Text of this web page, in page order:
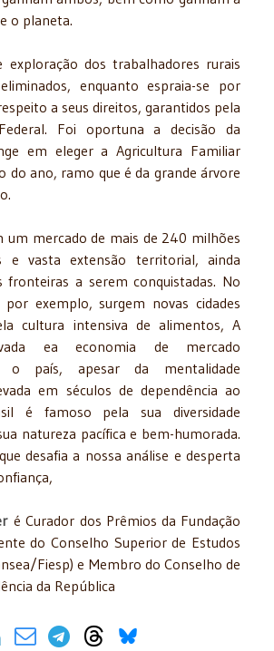
o planeta.
exploração dos trabalhadores rurais
enquanto espraia-se por
a seus direitos, garantidos pela
Foi oportuna a decisão da
em eleger a Agricultura Familiar
do ano, ramo que é da grande árvore
um mercado de mais de 240 milhões
e vasta extensão territorial, ainda
fronteiras a serem conquistadas. No
por exemplo, surgem novas cidades
cultura intensiva de alimentos, A
ea economia de mercado
o país, apesar da mentalidade
em séculos de dependência ao
é famoso pela sua diversidade
natureza pacífica e bem-humorada.
desafia a nossa análise e desperta
é Curador dos Prêmios da Fundação
do Conselho Superior de Estudos
Fiesp) e Membro do Conselho de
da República
Social Media